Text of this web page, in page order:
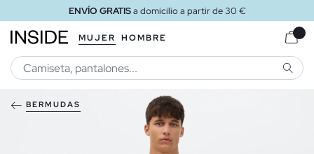
ENVÍO GRATISa domicilio a partir de 30 €
MUJER HOMBRE
BERMUDAS